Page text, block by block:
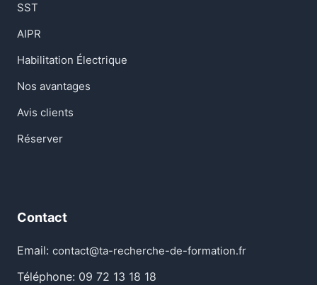
SST
AIPR
Habilitation Électrique
Nos avantages
Avis clients
Réserver
Contact
Email: contact@ta-recherche-de-formation.fr
Téléphone: 09 72 13 18 18